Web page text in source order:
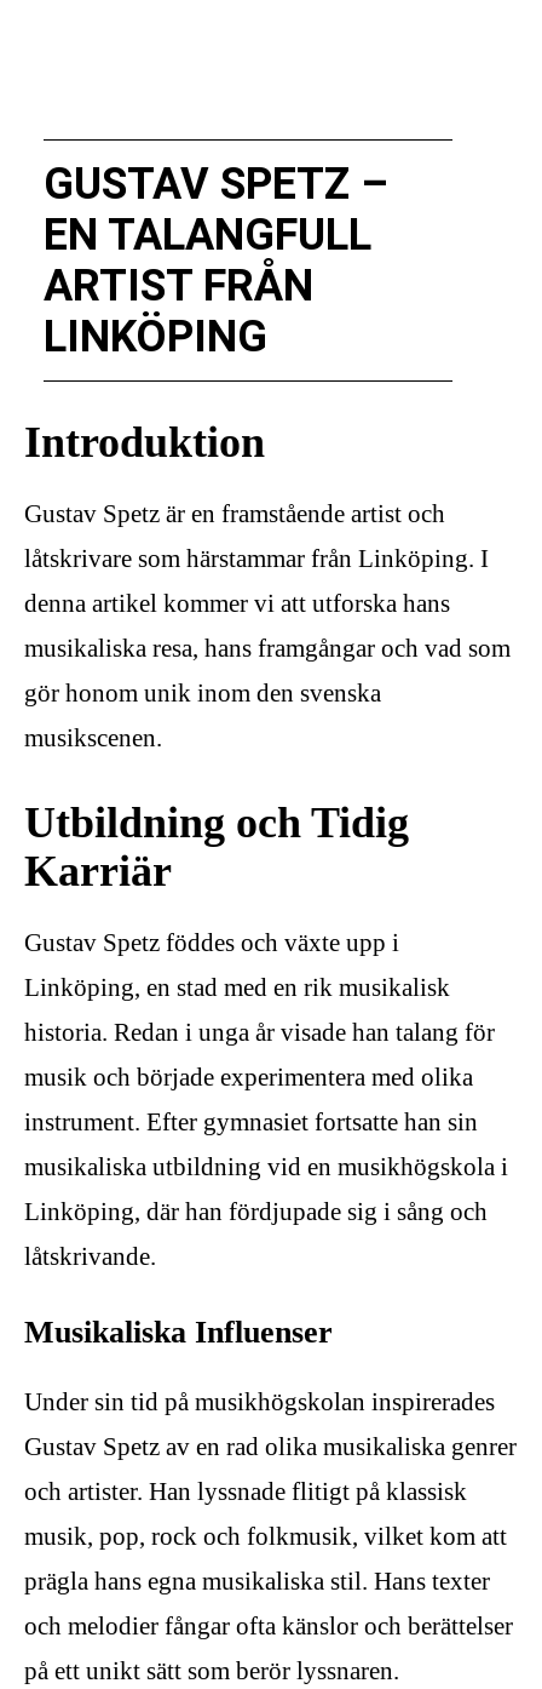
GUSTAV SPETZ –
EN TALANGFULL
ARTIST FRÅN
LINKÖPING
Introduktion
Gustav Spetz är en framstående artist och
låtskrivare som härstammar från Linköping. I
denna artikel kommer vi att utforska hans
musikaliska resa, hans framgångar och vad som
gör honom unik inom den svenska
musikscenen.
Utbildning och Tidig
Karriär
Gustav Spetz föddes och växte upp i
Linköping, en stad med en rik musikalisk
historia. Redan i unga år visade han talang för
musik och började experimentera med olika
instrument. Efter gymnasiet fortsatte han sin
musikaliska utbildning vid en musikhögskola i
Linköping, där han fördjupade sig i sång och
låtskrivande.
Musikaliska Influenser
Under sin tid på musikhögskolan inspirerades
Gustav Spetz av en rad olika musikaliska genrer
och artister. Han lyssnade flitigt på klassisk
musik, pop, rock och folkmusik, vilket kom att
prägla hans egna musikaliska stil. Hans texter
och melodier fångar ofta känslor och berättelser
på ett unikt sätt som berör lyssnaren.